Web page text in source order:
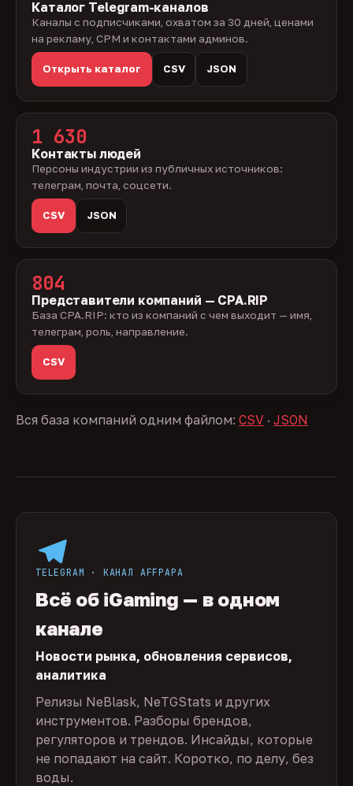
Каталог Telegram-каналов
Каналы с подписчиками, охватом за 30 дней, ценами
на рекламу, CPM и контактами админов.
Открыть каталог CSV JSON
1 630
Контакты людей
Персоны индустрии из публичных источников:
телеграм, почта, соцсети.
CSV JSON
804
Представители компаний — CPA.RIP
База CPA.RIP: кто из компаний с чем выходит — имя,
телеграм, роль, направление.
CSV
Вся база компаний одним файлом: CSV · JSON
TELEGRAM · КАНАЛ AFFPAPA
Всё об iGaming — в одном
канале
Новости рынка, обновления сервисов,
аналитика
Релизы NeBlask, NeTGStats и других
инструментов. Разборы брендов,
регуляторов и трендов. Инсайды, которые
не попадают на сайт. Коротко, по делу, без
воды.